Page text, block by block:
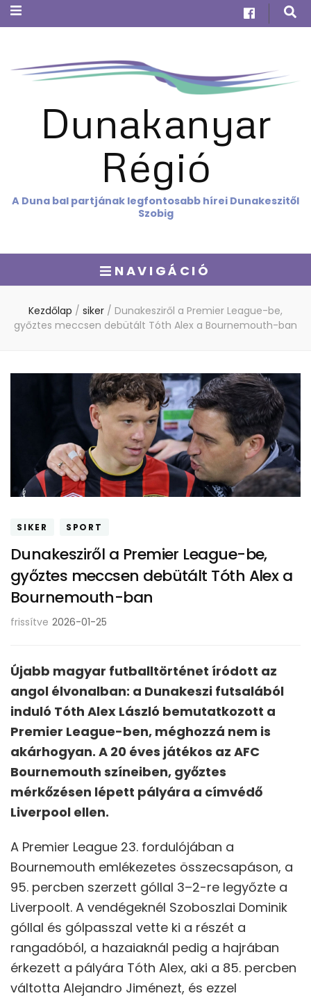
Dunakanyar
Régió
A Duna bal partjának legfontosabb hírei Dunakeszitől
Szobig
NAVIGÁCIÓ
Kezdőlap / siker / Dunakesziről a Premier League-be,
győztes meccsen debütált Tóth Alex a Bournemouth-ban
SIKER SPORT
Dunakesziről a Premier League-be,
győztes meccsen debütált Tóth Alex a
Bournemouth-ban
frissítve 2026-01-25
Újabb magyar futballtörténet íródott az
angol élvonalban: a Dunakeszi futsalából
induló Tóth Alex László bemutatkozott a
Premier League-ben, méghozzá nem is
akárhogyan. A 20 éves játékos az AFC
Bournemouth színeiben, győztes
mérkőzésen lépett pályára a címvédő
Liverpool ellen.
A Premier League 23. fordulójában a
Bournemouth emlékezetes összecsapáson, a
95. percben szerzett góllal 3–2-re legyőzte a
Liverpoolt. A vendégeknél Szoboszlai Dominik
góllal és gólpasszal vette ki a részét a
rangadóból, a hazaiaknál pedig a hajrában
érkezett a pályára Tóth Alex, aki a 85. percben
váltotta Alejandro Jiménezt, és ezzel